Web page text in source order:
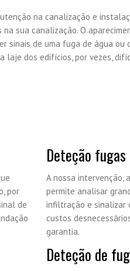
na canalização e
sua canalização. O
sinais de uma fuga de água ou
laje dos edifícios, por vezes,
por
de
Deteção
A nossa intervenção,
permite analisar
infiltração e sinalizar
custos
garantia.
Deteção de